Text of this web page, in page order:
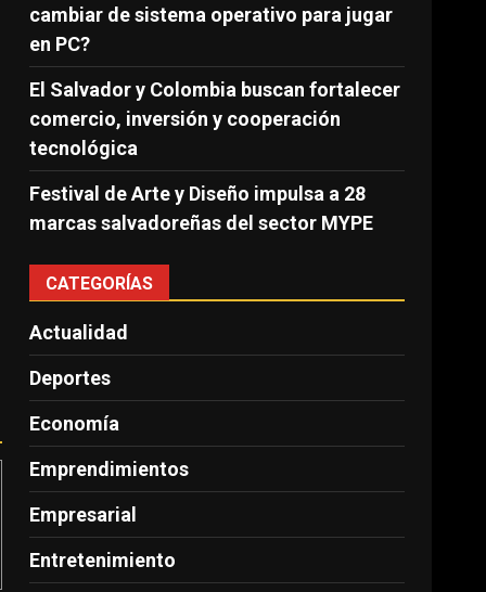
cambiar de sistema operativo para jugar
en PC?
El Salvador y Colombia buscan fortalecer
comercio, inversión y cooperación
tecnológica
Festival de Arte y Diseño impulsa a 28
marcas salvadoreñas del sector MYPE
CATEGORÍAS
Actualidad
Deportes
Economía
Emprendimientos
Empresarial
Entretenimiento